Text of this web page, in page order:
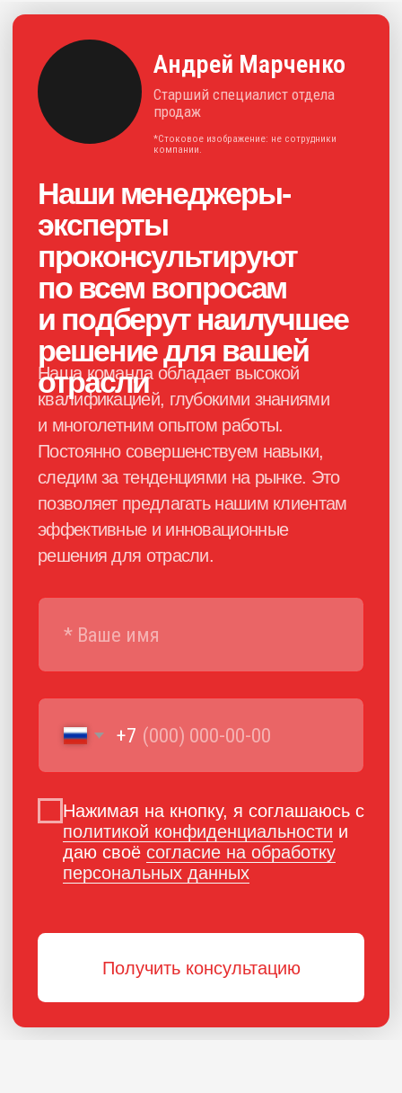
Нажимая на кнопку, я соглашаюсь с
политикой конфиденциальностии
даю своё согласие на обработку
персональных данных
Получить консультацию
Каталог